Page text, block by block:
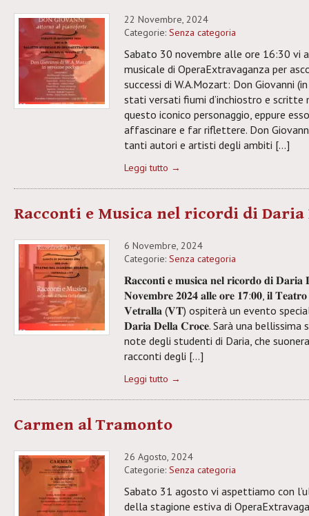
22 Novembre, 2024
Categorie: Senza categoria
Sabato 30 novembre alle ore 16:30 vi
musicale di OperaExtravaganza per
successi di W.A.Mozart: Don Giovanni
stati versati fiumi d’inchiostro e scritte
questo iconico personaggio, eppure
affascinare e far riflettere. Don
tanti autori e artisti degli ambiti […]
Leggi tutto →
Racconti e Musica nel ricordi di Daria
6 Novembre, 2024
Categorie: Senza categoria
𝐑𝐚𝐜𝐜𝐨𝐧𝐭𝐢 𝐞 𝐦𝐮𝐬𝐢𝐜𝐚 𝐧𝐞𝐥 𝐫𝐢𝐜𝐨𝐫𝐝𝐨 𝐝𝐢
𝐍𝐨𝐯𝐞𝐦𝐛𝐫𝐞 𝟐𝟎𝟐𝟒 𝐚𝐥𝐥𝐞 𝐨𝐫𝐞 𝟏𝟕:𝟎𝟎, 𝐢𝐥
𝐕𝐞𝐭𝐫𝐚𝐥𝐥𝐚 (𝐕𝐓) ospiterà un evento
𝐃𝐚𝐫𝐢𝐚 𝐃𝐞𝐥𝐥𝐚 𝐂𝐫𝐨𝐜𝐞. Sarà una
note degli studenti di Daria, che
racconti degli […]
Leggi tutto →
Carmen al Tramonto
26 Agosto, 2024
Categorie: Senza categoria
Sabato 31 agosto vi aspettiamo con
della stagione estiva di